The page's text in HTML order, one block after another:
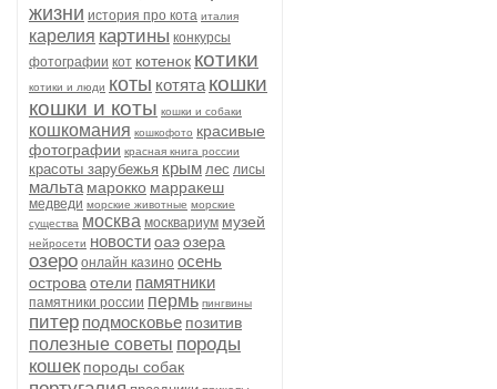
жизни история про кота италия
карелия картины конкурсы
фотографии кот котенок котики
котики и люди коты котята кошки
кошки и коты кошки и собаки
кошкомания кошкофото красивые
фотографии красная книга россии
красоты зарубежья крым лес лисы
мальта марокко марракеш
медведи морские животные морские
существа москва москвариум музей
нейросети новостиоаэозера
озеро онлайн казино осень
острова отели памятники
памятники россии пермь пингвины
питер подмосковье позитив
полезные советы породы
кошек породы собак